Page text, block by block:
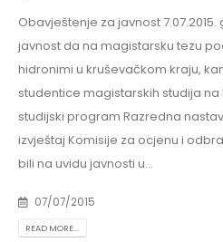
Obavještenje za javnost
javnost da na magistarsku tezu
hidronimi u kruševačkom kraju,
studentice magistarskih studija
studijski program Razredna
izvještaj Komisije za ocjenu i
bili na uvidu javnosti u...
07/07/2015
READ MORE...